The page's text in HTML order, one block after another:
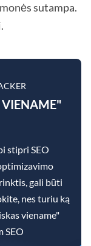
sutampa.
VIENAME"
stipri SEO
gali būti
nes turiu ką
viename"
SEO